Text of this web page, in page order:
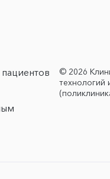
© 2026
технологий